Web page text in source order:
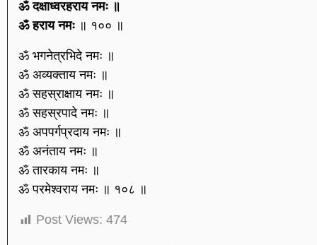
ॐ दक्षाध्वरहराय नमः ॥
ॐ हराय नमः ॥ १०० ॥
ॐ भगनेत्रभिदे नमः ॥
ॐ अव्यक्ताय नमः ॥
ॐ सहस्राक्षाय नमः ॥
ॐ सहस्रपादे नमः ॥
ॐ अपपर्गप्रदाय नमः ॥
ॐ अनंताय नमः ॥
ॐ तारकाय नमः ॥
ॐ परमेश्वराय नमः ॥ १०८ ॥
Post Views: 474